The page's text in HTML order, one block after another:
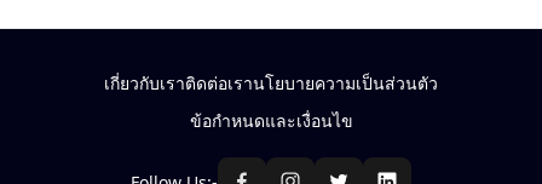
เกี่ยวกับเราติดต่อเรานโยบายความเป็นส่วนตัว
ข้อกำหนดและเงื่อนไข